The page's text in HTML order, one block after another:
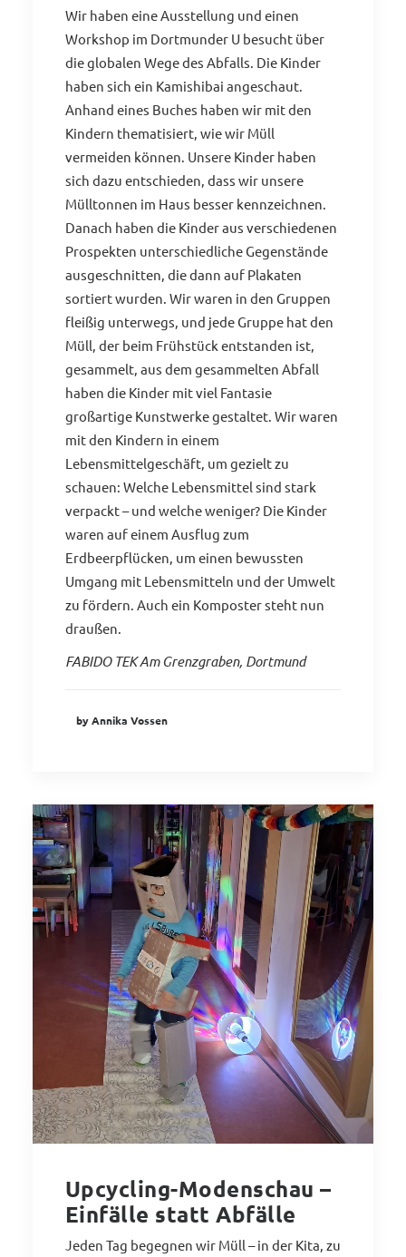
Wir haben eine Ausstellung und einen
Workshop im Dortmunder U besucht über
die globalen Wege des Abfalls. Die Kinder
haben sich ein Kamishibai angeschaut.
Anhand eines Buches haben wir mit den
Kindern thematisiert, wie wir Müll
vermeiden können. Unsere Kinder haben
sich dazu entschieden, dass wir unsere
Mülltonnen im Haus besser kennzeichnen.
Danach haben die Kinder aus verschiedenen
Prospekten unterschiedliche Gegenstände
ausgeschnitten, die dann auf Plakaten
sortiert wurden. Wir waren in den Gruppen
fleißig unterwegs, und jede Gruppe hat den
Müll, der beim Frühstück entstanden ist,
gesammelt, aus dem gesammelten Abfall
haben die Kinder mit viel Fantasie
großartige Kunstwerke gestaltet. Wir waren
mit den Kindern in einem
Lebensmittelgeschäft, um gezielt zu
schauen: Welche Lebensmittel sind stark
verpackt – und welche weniger? Die Kinder
waren auf einem Ausflug zum
Erdbeerpflücken, um einen bewussten
Umgang mit Lebensmitteln und der Umwelt
zu fördern. Auch ein Komposter steht nun
draußen.
FABIDO TEK Am Grenzgraben, Dortmund
by Annika Vossen
Upcycling-Modenschau –
Einfälle statt Abfälle
Jeden Tag begegnen wir Müll – in der Kita, zu